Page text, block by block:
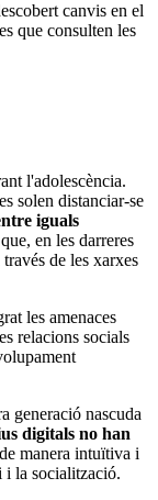
canvis en el
que consulten les
l'adolescència.
solen distanciar-se
iguals
en les darreres
de les xarxes
les amenaces
relacions socials
generació nascuda
digitals no han
manera intuïtiva i
i la socialització.